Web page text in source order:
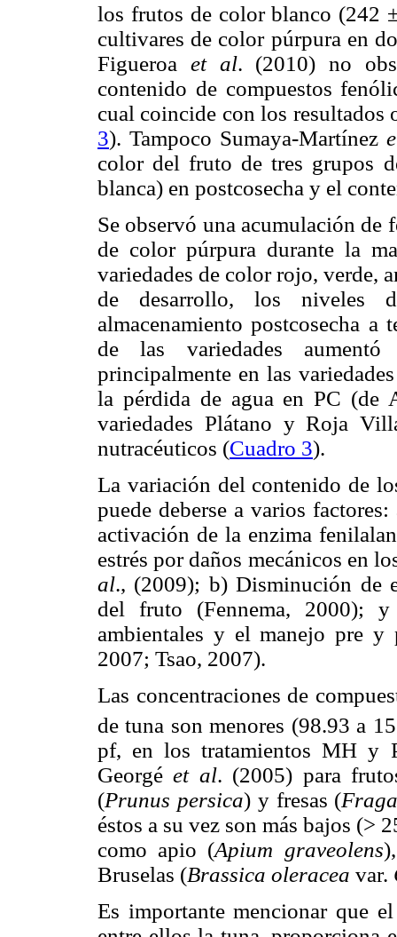
los frutos de color blanco (242
cultivares de color púrpura en
Figueroa et al. (2010) no
contenido de compuestos
cual coincide con los resultados
3). Tampoco Sumaya-Martínez
color del fruto de tres grupos
blanca) en postcosecha y el
Se observó una acumulación de
de color púrpura durante la
variedades de color rojo, verde,
de desarrollo, los niveles
almacenamiento postcosecha a
de las variedades
principalmente en las
la pérdida de agua en PC (de
variedades Plátano y Roja
nutracéuticos (Cuadro 3).
La variación del contenido de
puede deberse a varios
activación de la enzima
estrés por daños mecánicos en
al., (2009); b) Disminución de
del fruto (Fennema, 2000); y
ambientales y el manejo pre
2007; Tsao, 2007).
Las concentraciones de
de tuna son menores (98.93 a
pf, en los tratamientos MH y
Georgéet al. (2005) para
(Prunus persica) y fresas (
éstos a su vez son más bajos (>
como apio (Apium graveolens
Bruselas (Brassica oleracea var.
Es importante mencionar que